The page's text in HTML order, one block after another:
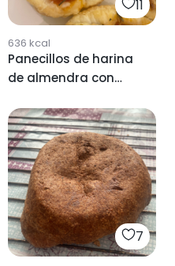
11
636 kcal
Panecillos de harina
de almendra con
7